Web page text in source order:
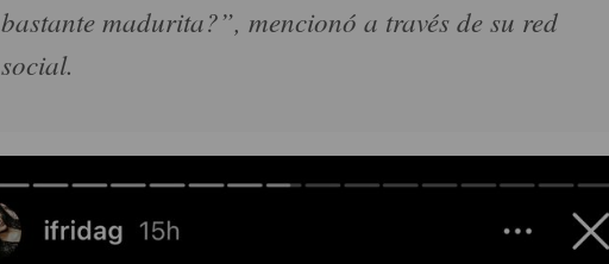
bastante madurita?”, mencionó a través de su red
social.